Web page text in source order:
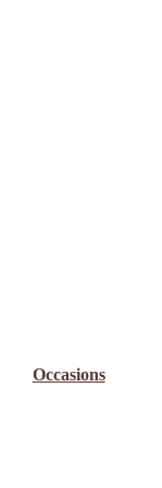
Occasions